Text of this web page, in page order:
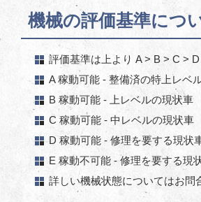
機械の評価基準につ
評価基準は上より A > B > C >
A 稼動可能 - 整備済の特上レベ
B 稼動可能 - 上レベルの現状車
C 稼動可能 - 中レベルの現状車
D 稼動可能 - 修理を要する現状
E 稼動不可能 - 修理を要する現
詳しい機械状態についてはお問